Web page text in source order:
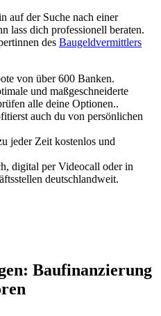
auf der Suche nach einer
lass dich professionell beraten.
des Baugeldvermittlers
von über 600 Banken.
und maßgeschneiderte
alle deine Optionen..
auch du von persönlichen
jeder Zeit kostenlos und
digital per Videocall oder in
deutschlandweit.
Baufinanzierung